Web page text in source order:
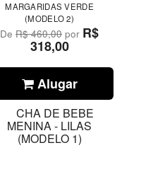
MARGARIDAS VERDE
(MODELO 2)
DeR$ 460,00 por R$
318,00
Alugar